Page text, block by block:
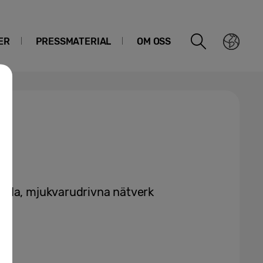
PRESSMATERIAL OM OSS
mjukvarudrivna nätverk